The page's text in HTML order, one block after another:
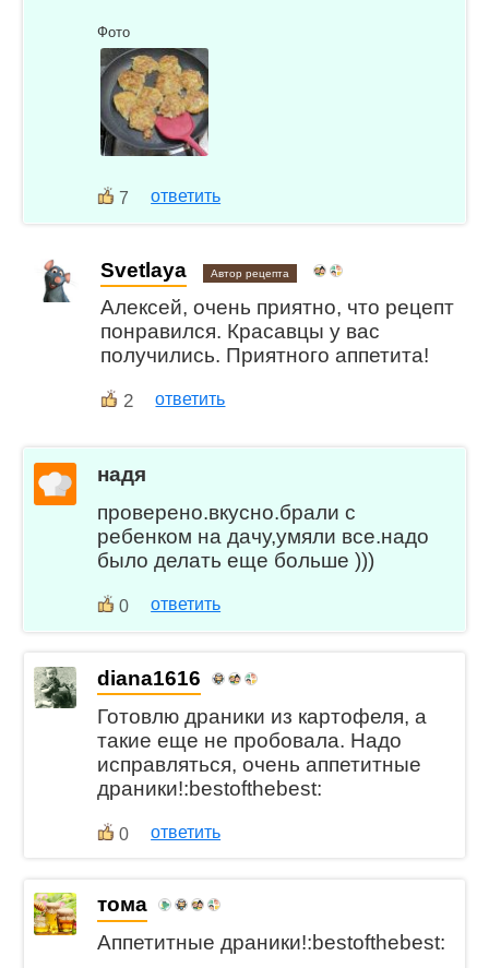
Фото
7 ответить
Svetlaya Автор рецепта
Алексей, очень приятно, что рецепт
понравился. Красавцы у вас
получились. Приятного аппетита!
2 ответить
надя
проверено.вкусно.брали с
ребенком на дачу,умяли все.надо
было делать еще больше )))
0 ответить
diana1616
Готовлю драники из картофеля, а
такие еще не пробовала. Надо
исправляться, очень аппетитные
драники!:bestofthebest:
0 ответить
тома
Аппетитные драники!:bestofthebest: